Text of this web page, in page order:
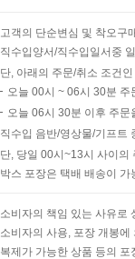
고객의 단순변심 및 착오구
직수입양서/직수입일서중
단, 아래의 주문/취소 조건
오늘 00시 ~ 06시 30분
오늘 06시 30분 이후 주
직수입 음반/영상물/기프트
단, 당일 00시~13시 사이의
박스 포장은 택배 배송이
소비자의 책임 있는 사유로
소비자의 사용, 포장 개봉
복제가 가능한 상품 등의